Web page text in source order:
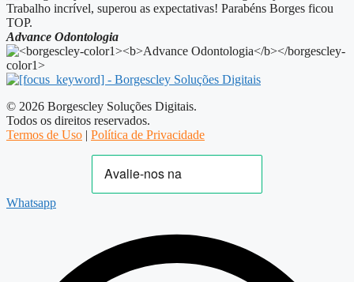
Trabalho incrível, superou as expectativas! Parabéns Borges ficou
TOP.
Advance Odontologia
© 2026 Borgescley Soluções Digitais.
Todos os direitos reservados.
Termos de Uso | Política de Privacidade
Whatsapp